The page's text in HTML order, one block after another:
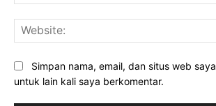
Simpan nama, email, dan situs web
untuk lain kali saya berkomentar.